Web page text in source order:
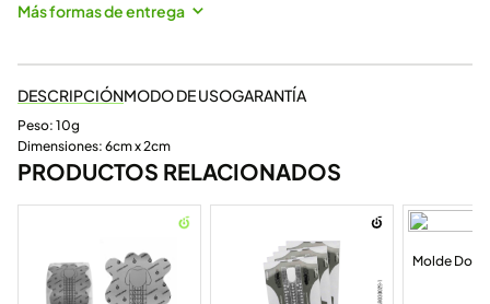
Más formas de entrega
DESCRIPCIÓNMODO DE USOGARANTÍA
Peso: 10g
Dimensiones: 6cm x 2cm
PRODUCTOS RELACIONADOS
Molde